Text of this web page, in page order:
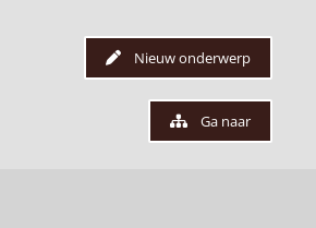
Nieuw onderwerp
Ga naar